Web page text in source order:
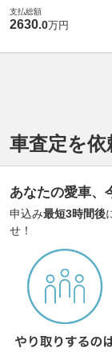
支払総額
2630.0万円
車査定を依
あなたの愛車、
申込み最短3時間後
せ！